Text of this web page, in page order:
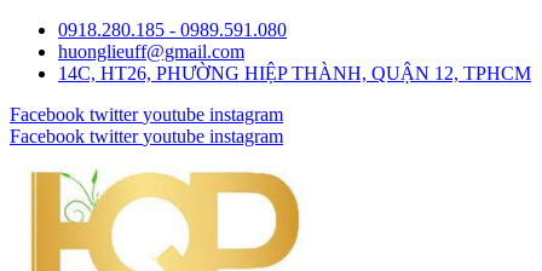
0918.280.185 - 0989.591.080
huonglieuff@gmail.com
14C, HT26, PHƯỜNG HIỆP THÀNH, QUẬN 12, TPHCM
Facebook twitter youtube instagram
Facebook twitter youtube instagram